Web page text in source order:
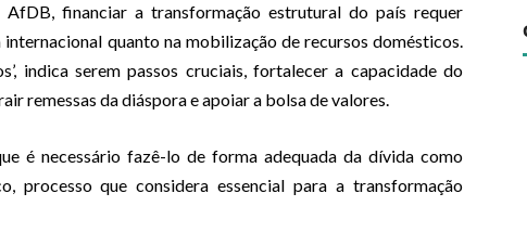
financiar a transformação estrutural do país requer
quanto na mobilização de recursos domésticos.
indica serem passos cruciais, fortalecer a capacidade do
remessas da diáspora e apoiar a bolsa de valores.
é necessário fazê-lo de forma adequada da dívida como
processo que considera essencial para a transformação